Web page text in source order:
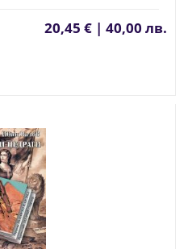
20,45 € | 40,00 лв.